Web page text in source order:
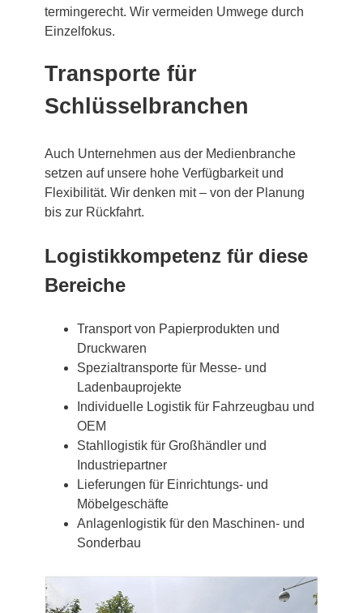
termingerecht. Wir vermeiden Umwege durch
Einzelfokus.
Transporte für
Schlüsselbranchen
Auch Unternehmen aus der Medienbranche
setzen auf unsere hohe Verfügbarkeit und
Flexibilität. Wir denken mit – von der Planung
bis zur Rückfahrt.
Logistikkompetenz für diese
Bereiche
Transport von Papierprodukten und
Druckwaren
Spezialtransporte für Messe- und
Ladenbauprojekte
Individuelle Logistik für Fahrzeugbau und
OEM
Stahllogistik für Großhändler und
Industriepartner
Lieferungen für Einrichtungs- und
Möbelgeschäfte
Anlagenlogistik für den Maschinen- und
Sonderbau